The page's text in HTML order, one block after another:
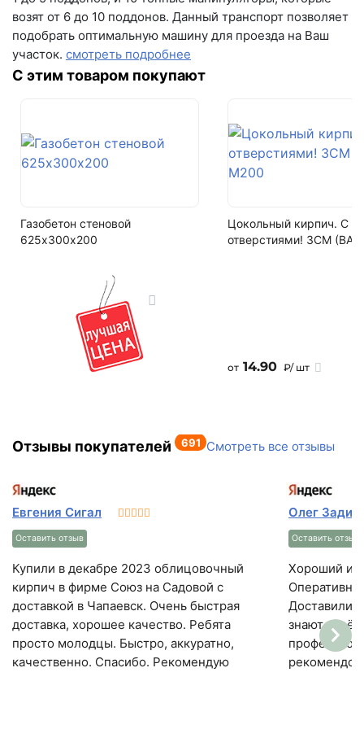
(вывеска "Мир кирпича")
пн-пт с 9:00 до 18:00
+7 (846) 215-16-16
+7 (993) 993-77-22
Написать в Telegram
На поддоне
480 шт
Цвет
БРАЕР кладка НУАР
Кол-во поддонов в машине
Кол-во в машине
возят от 6 до 10 поддонов. Данный транспорт позволяет
подобрать оптимальную машину для проезда на Ваш
участок. смотреть подробнее
С этим товаром покупают
Газобетон стеновой
625х300х200
Цокольный кирпич. С
отверстиями! ЗСМ
от 14.90 ₽/ шт
Отзывы покупателей 691 Смотреть все отзывы
Евгения Сигал
Оставить отзыв
Купили в декабре 2023 облицовочный
кирпич в фирме Союз на Садовой с
доставкой в Чапаевск. Очень быстрая
доставка, хорошее качество. Ребята
просто молодцы. Быстро, аккуратно,
качественно. Спасибо. Рекомендую
Олег
Оставить отзыв
Хороший и
Доставили в
знают своё